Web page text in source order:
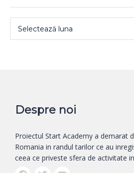
Selectează luna
Despre noi
Proiectul Start Academy a demarat
Romania in randul tarilor ce au
ceea ce priveste sfera de activitate